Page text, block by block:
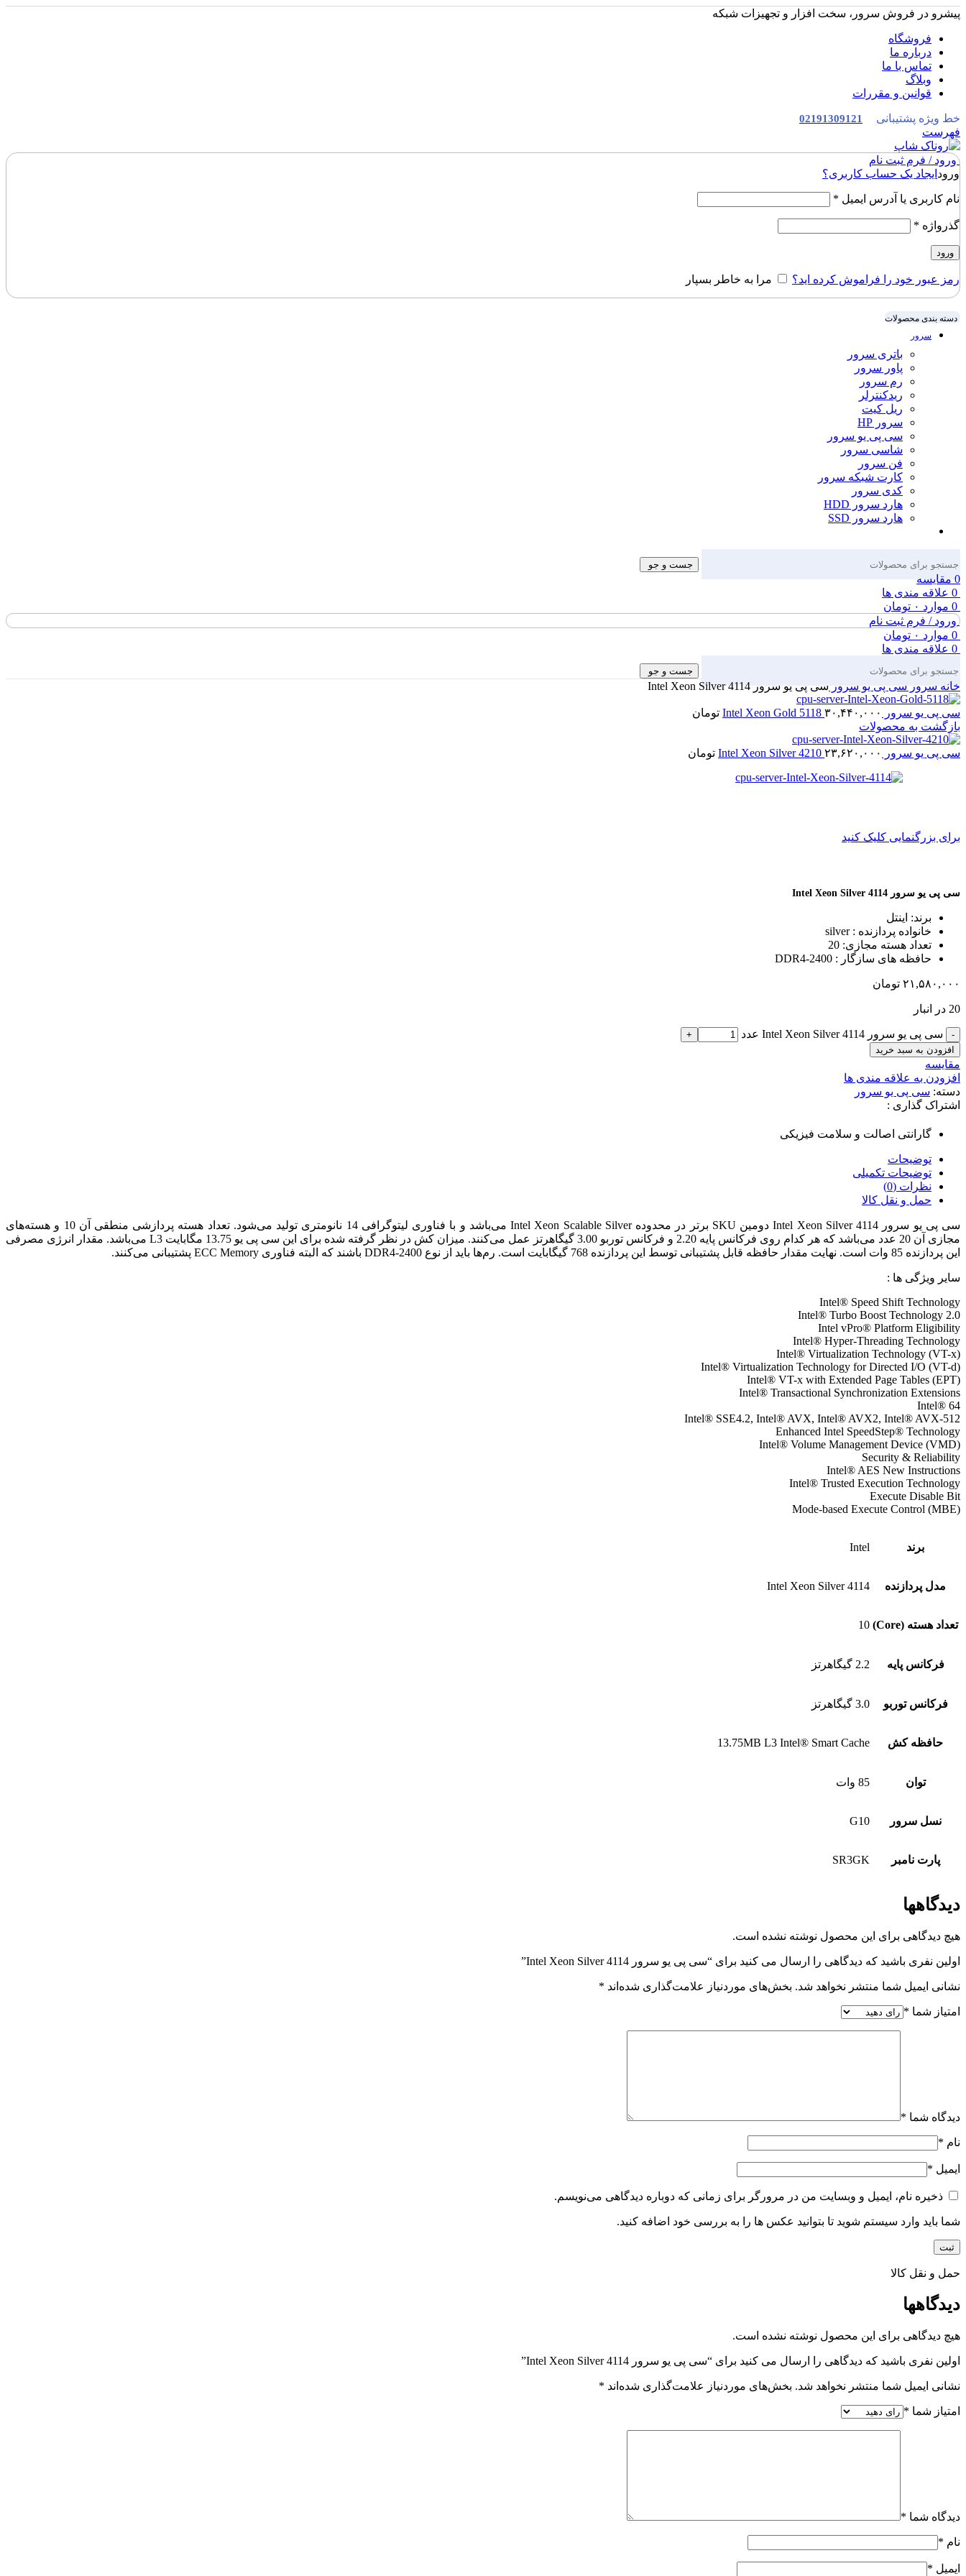
پیشرو در فروش سرور، سخت افزار و تجهیزات شبکه
فروشگاه
درباره ما
تماس با ما
وبلاگ
قوانین و مقررات
خط ویژه پشتیبانی 02191309121
فهرست
ورود / فرم ثبت نام
ورود ایجاد یک حساب کاربری؟
نام کاربری یا آدرس ایمیل *
گذرواژه *
ورود
رمز عبور خود را فراموش کرده اید؟ مرا به خاطر بسپار
دسته بندی محصولات
سرور
باتری سرور
پاور سرور
رم سرور
ریدکنترلر
ریل کیت
سرور HP
سی پی یو سرور
شاسی سرور
فن سرور
کارت شبکه سرور
کدی سرور
هارد سرور HDD
هارد سرور SSD
جست و جو
0 مقایسه
0 علاقه مندی ها
0 موارد ۰ تومان
ورود / فرم ثبت نام
0 موارد ۰ تومان
0 علاقه مندی ها
جست و جو
خانه سرور سی پی یو سرور سی پی یو سرور Intel Xeon Silver 4114
سی پی یو سرور Intel Xeon Gold 5118 ۳۰,۴۴۰,۰۰۰
تومان
بازگشت به محصولات
سی پی یو سرور Intel Xeon Silver 4210 ۲۳,۶۲۰,۰۰۰ تومان
برای بزرگنمایی کلیک کنید
سی پی یو سرور Intel Xeon Silver 4114
برند: اینتل
خانواده پردازنده : silver
تعداد هسته مجازی: 20
حافظه های سازگار : DDR4-2400
۲۱,۵۸۰,۰۰۰ تومان
20 در انبار
سی پی یو سرور Intel Xeon Silver 4114 عدد
افزودن به سبد خرید
مقایسه
افزودن به علاقه مندی ها
دسته: سی پی یو سرور
اشتراک گذاری :
گارانتی اصالت و سلامت فیزیکی
توضیحات
توضیحات تکمیلی
نظرات (0)
حمل و نقل کالا
سی پی یو سرور Intel Xeon Silver 4114 دومین SKU برتر در محدوده Intel Xeon Scalable Silver می‌باشد و با فناوری لیتوگرافی 14 نانومتری تولید می‌شود. تعداد هسته پردازشی منطقی آن 10 و هسته‌‌های
مجازی آن 20 عدد می‌باشد که هر کدام روی فرکانس پایه 2.20 و فرکانس توربو 3.00 گیگاهرتز عمل می‌کنند. میزان کش در نظر گرفته شده برای این سی پی یو 13.75 مگابایت L3 می‌باشد. مقدار انرژی مصرفی
این پردازنده 85 وات است. نهایت مقدار حافظه قابل پشتیبانی توسط این پردازنده 768 گیگابایت است. رم‌ها باید از نوع DDR4-2400 باشند که البته فناوری ECC Memory پشتیبانی می‌کنند.
سایر ویژگی ها :
Intel® Speed Shift Technology
Intel® Turbo Boost Technology 2.0
Intel vPro® Platform Eligibility
Intel® Hyper-Threading Technology
Intel® Virtualization Technology (VT-x)
Intel® Virtualization Technology for Directed I/O (VT-d)
Intel® VT-x with Extended Page Tables (EPT)
Intel® Transactional Synchronization Extensions
Intel® 64
Intel® SSE4.2, Intel® AVX, Intel® AVX2, Intel® AVX-512
Enhanced Intel SpeedStep® Technology
Intel® Volume Management Device (VMD)
Security & Reliability
Intel® AES New Instructions
Intel® Trusted Execution Technology
Execute Disable Bit
Mode-based Execute Control (MBE)
برند Intel
مدل پردازنده Intel Xeon Silver 4114
تعداد هسته (Core) 10
فرکانس پایه 2.2 گیگاهرتز
فرکانس توربو 3.0 گیگاهرتز
حافظه کش 13.75MB L3 Intel® Smart Cache
توان 85 وات
نسل سرور G10
پارت نامبر SR3GK
دیدگاهها
هیچ دیدگاهی برای این محصول نوشته نشده است.
اولین نفری باشید که دیدگاهی را ارسال می کنید برای “سی پی یو سرور Intel Xeon Silver 4114”
نشانی ایمیل شما منتشر نخواهد شد. بخش‌های موردنیاز علامت‌گذاری شده‌اند *
امتیاز شما *
دیدگاه شما *
نام *
ایمیل *
ذخیره نام، ایمیل و وبسایت من در مرورگر برای زمانی که دوباره دیدگاهی می‌نویسم.
شما باید وارد سیستم شوید تا بتوانید عکس ها را به بررسی خود اضافه کنید.
حمل و نقل کالا
دیدگاهها
هیچ دیدگاهی برای این محصول نوشته نشده است.
اولین نفری باشید که دیدگاهی را ارسال می کنید برای “سی پی یو سرور Intel Xeon Silver 4114”
نشانی ایمیل شما منتشر نخواهد شد. بخش‌های موردنیاز علامت‌گذاری شده‌اند *
امتیاز شما *
دیدگاه شما *
نام *
ایمیل *